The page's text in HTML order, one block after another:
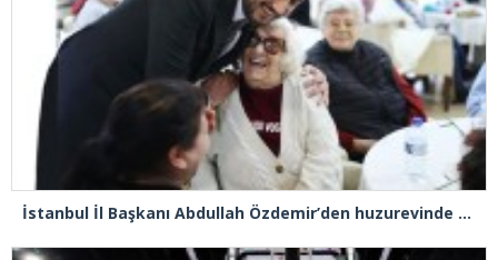
İstanbul İl Başkanı Abdullah Özdemir’den huzurevinde duygulandıran buluşma